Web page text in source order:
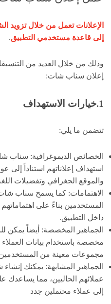
الإعلانات تعمل من خلال
إلى قاعدة مستخدمي التطبيق.
وذلك من خلال العديد من
إعلان سناب شات:
1.خيارات الاستهداف
تتضمن ما يلي:
الخصائص الديموغرافية: سناب
استهداف إعلاناتهم استناداً
والموقع الجغرافي وتفضيلات
الاهتمامات: كما يسمح سناب
المستخدمين بناءً على
داخل التطبيق.
الجماهير المخصصة: أيضاً يمكن
مخصصة باستخدام بيانات
مجموعات معينة من
الجماهير المشابهة: يمكنك
عملائهم الحاليين، مما
إلى عملاء محتملين جدد